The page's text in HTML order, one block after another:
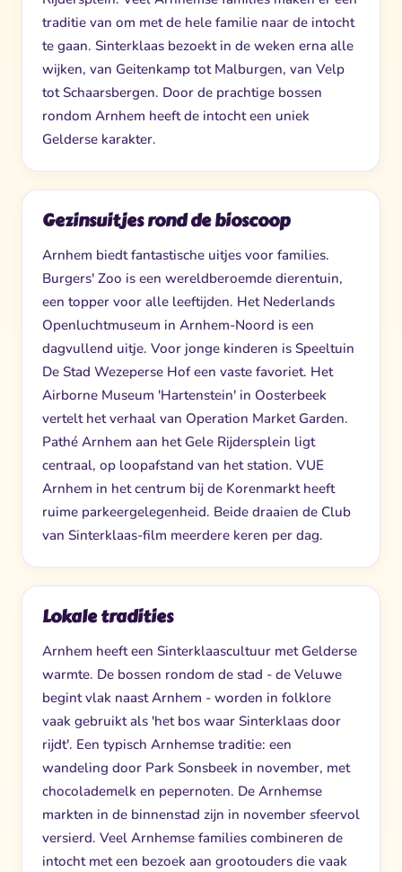
traditie van om met de hele familie naar de intocht
te gaan. Sinterklaas bezoekt in de weken erna alle
wijken, van Geitenkamp tot Malburgen, van Velp
tot Schaarsbergen. Door de prachtige bossen
rondom Arnhem heeft de intocht een uniek
Gelderse karakter.
Gezinsuitjes rond de bioscoop
Arnhem biedt fantastische uitjes voor families.
Burgers' Zoo is een wereldberoemde dierentuin,
een topper voor alle leeftijden. Het Nederlands
Openluchtmuseum in Arnhem-Noord is een
dagvullend uitje. Voor jonge kinderen is Speeltuin
De Stad Wezeperse Hof een vaste favoriet. Het
Airborne Museum 'Hartenstein' in Oosterbeek
vertelt het verhaal van Operation Market Garden.
Pathé Arnhem aan het Gele Rijdersplein ligt
centraal, op loopafstand van het station. VUE
Arnhem in het centrum bij de Korenmarkt heeft
ruime parkeergelegenheid. Beide draaien de Club
van Sinterklaas-film meerdere keren per dag.
Lokale tradities
Arnhem heeft een Sinterklaascultuur met Gelderse
warmte. De bossen rondom de stad - de Veluwe
begint vlak naast Arnhem - worden in folklore
vaak gebruikt als 'het bos waar Sinterklaas door
rijdt'. Een typisch Arnhemse traditie: een
wandeling door Park Sonsbeek in november, met
chocolademelk en pepernoten. De Arnhemse
markten in de binnenstad zijn in november sfeervol
versierd. Veel Arnhemse families combineren de
intocht met een bezoek aan grootouders die vaak